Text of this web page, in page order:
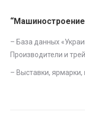
– База данных «
Производители и
– Выставки,